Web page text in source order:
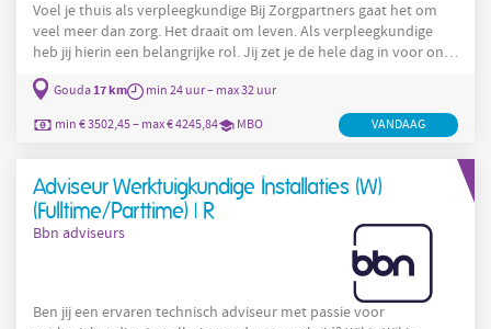
Voel je thuis als verpleegkundige Bij Zorgpartners gaat het om
veel meer dan zorg. Het draait om leven. Als verpleegkundige
heb jij hierin een belangrijke rol. Jij zet je de hele dag in voor onze
oudere bewoners op de afdeling somatiek. Dankzij jou blijven ze
zo zelfstandig mogelijk en genieten ze zoveel mogelijk van het
leven. Dit ga je allemaal doen: Als verpleegkundige heb je een
coördinerende en coachende rol binnen het team rondom de
Gouda17 km min 24 uur – max 32 uur
min € 3502,45 – max € 4245,84 MBO VANDAAG
Adviseur Werktuigkundige Installaties (W)
(Fulltime/Parttime) | R
Bbn adviseurs
Ben jij een ervaren technisch adviseur met passie voor